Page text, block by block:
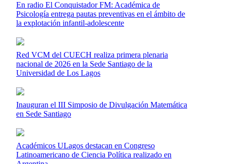
En radio El Conquistador FM: Académica de
Psicología entrega pautas preventivas en el ámbito de
la explotación infantil-adolescente
Red VCM del CUECH realiza primera plenaria
nacional de 2026 en la Sede Santiago de la
Universidad de Los Lagos
Inauguran el III Simposio de Divulgación Matemática
en Sede Santiago
Académicos ULagos destacan en Congreso
Latinoamericano de Ciencia Política realizado en